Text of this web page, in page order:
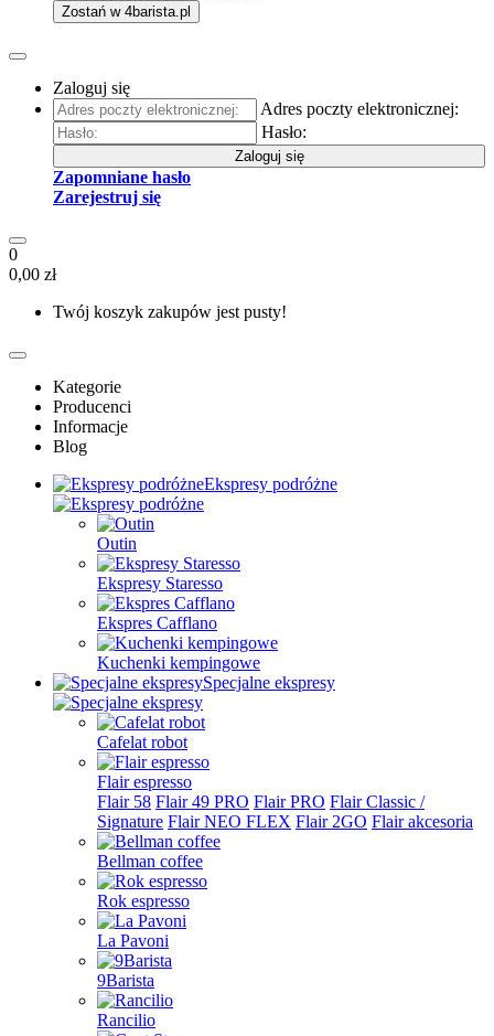
Zostań w 4barista.pl
Zaloguj się
Adres poczty elektronicznej:
Hasło:
Zaloguj się
Zapomniane hasło
Zarejestruj się
0
0,00 zł
Twój koszyk zakupów jest pusty!
Kategorie
Producenci
Informacje
Blog
Ekspresy podróżne
Outin
Ekspresy Staresso
Ekspres Cafflano
Kuchenki kempingowe
Specjalne ekspresy
Cafelat robot
Flair espresso
Flair 58 Flair 49 PRO Flair PRO Flair Classic /
Signature Flair NEO FLEX Flair 2GO Flair akcesoria
Bellman coffee
Rok espresso
La Pavoni
9Barista
Rancilio